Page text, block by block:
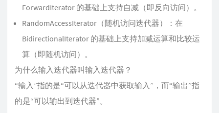
ForwardIterator 的基础上支持自减（即反向访问）。
RandomAccessIterator（随机访问迭代器）：在
BidirectionalIterator 的基础上支持加减运算和比较运
算（即随机访问）。
为什么输入迭代器叫输入迭代器？
“输入”指的是“可以从迭代器中获取输入”，而“输出”指
的是“可以输出到迭代器”。